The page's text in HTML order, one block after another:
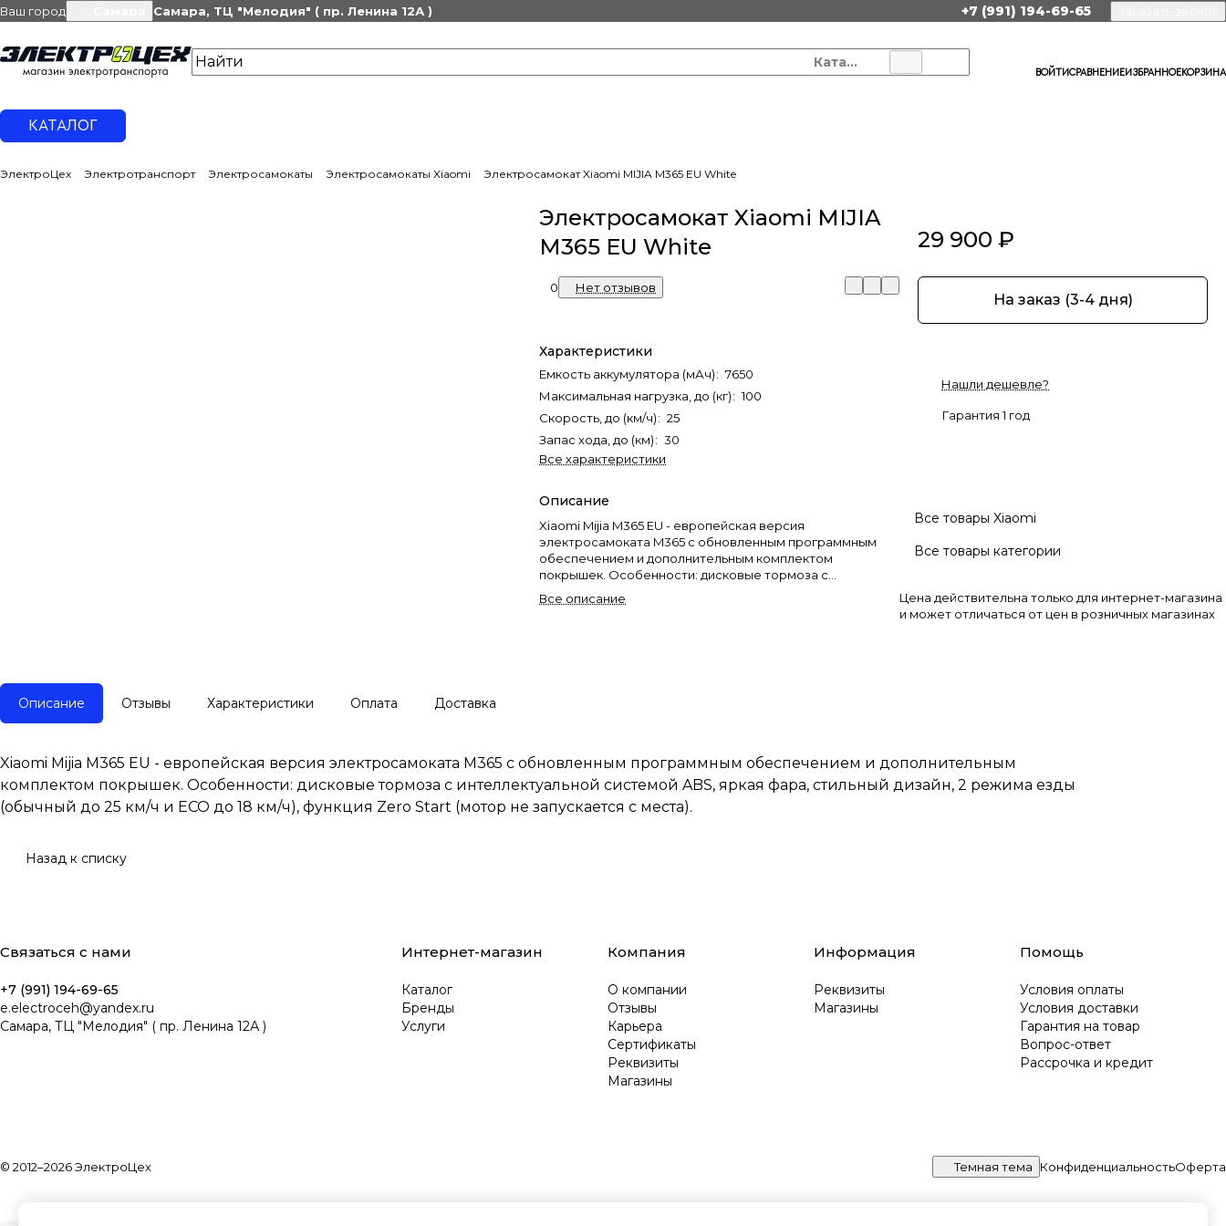
Ваш город Самара, ТЦ "Мелодия" ( пр. Ленина 12А ) +7 (991) 194-69-65
Каталог
ВОЙТИСРАВНЕНИЕИЗБРАННОЕКОРЗИНА
КАТАЛОГ
ЭлектроЦех Электротранспорт Электросамокаты Электросамокаты Xiaomi Электросамокат Xiaomi MIJIA M365 EU White
Электросамокат Xiaomi MIJIA
M365 EU White
0 Нет отзывов
Характеристики
Емкость аккумулятора (мАч): 7650
Максимальная нагрузка, до (кг): 100
Скорость, до (км/ч): 25
Запас хода, до (км): 30
Все характеристики
Описание
Xiaomi Mijia M365 EU - европейская версия
электросамоката M365 с обновленным программным
обеспечением и дополнительным комплектом
покрышек. Особенности: дисковые тормоза с
дизайн, 2 режима езды (обычный до 25 км/ч и ECO до 18
Все описание
29 900 ₽
На заказ (3-4 дня)
Нашли дешевле?
Гарантия 1 год
Все товары Xiaomi
Все товары категории
Цена действительна только для интернет-магазина
и может отличаться от цен в розничных магазинах
Описание Отзывы Характеристики Оплата Доставка
Xiaomi Mijia M365 EU - европейская версия электросамоката M365 с обновленным программным обеспечением и дополнительным
комплектом покрышек. Особенности: дисковые тормоза с интеллектуальной системой ABS, яркая фара, стильный дизайн, 2 режима езды
(обычный до 25 км/ч и ECO до 18 км/ч), функция Zero Start (мотор не запускается с места).
Назад к списку
Связаться с нами
+7 (991) 194-69-65
e.electroceh@yandex.ru
Самара, ТЦ "Мелодия" ( пр. Ленина 12А )
Интернет-магазин
Каталог
Бренды
Услуги
Компания
О компании
Отзывы
Карьера
Сертификаты
Реквизиты
Магазины
Информация
Реквизиты
Магазины
Помощь
Условия оплаты
Условия доставки
Гарантия на товар
Вопрос-ответ
Рассрочка и кредит
© 2012–2026 ЭлектроЦех Темная тема КонфиденциальностьОферта